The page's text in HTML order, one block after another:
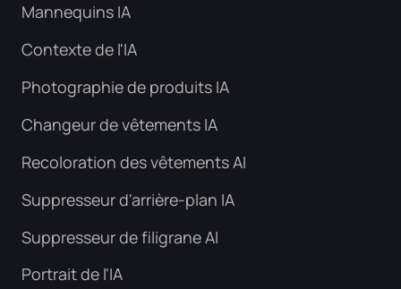
Mannequins IA
Contexte de l'IA
Photographie de produits IA
Changeur de vêtements IA
Recoloration des vêtements AI
Suppresseur d'arrière-plan IA
Suppresseur de filigrane AI
Portrait de l'IA